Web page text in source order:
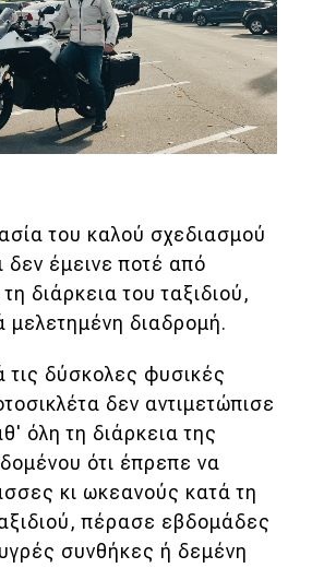
του καλού σχεδιασμού
δεν έμεινε ποτέ από
διάρκεια του ταξιδιού,
μελετημένη διαδρομή.
τις δύσκολες φυσικές
δεν αντιμετώπισε
όλη τη διάρκεια της
ότι έπρεπε να
κι ωκεανούς κατά τη
πέρασε εβδομάδες
συνθήκες ή δεμένη